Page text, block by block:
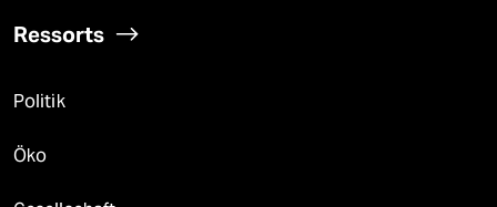
Ressorts
Politik
Öko